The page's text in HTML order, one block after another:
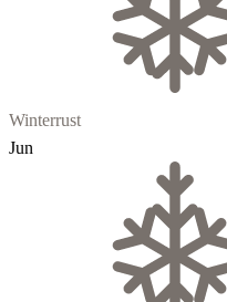
Winterrust
Jun